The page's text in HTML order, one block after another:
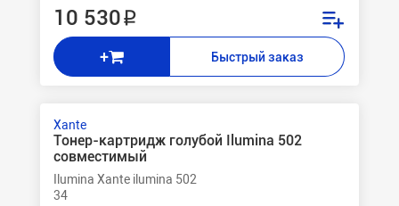
10 530 ₽
+ Быстрый заказ
Xante
Тонер-картридж голубой Ilumina 502
совместимый
Ilumina Xante ilumina 502
34